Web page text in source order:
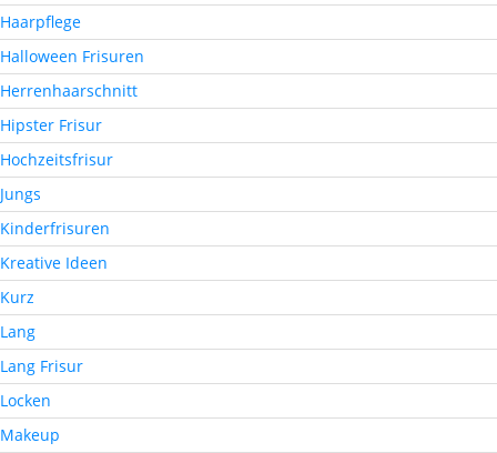
Haarpflege
Halloween Frisuren
Herrenhaarschnitt
Hipster Frisur
Hochzeitsfrisur
Jungs
Kinderfrisuren
Kreative Ideen
Kurz
Lang
Lang Frisur
Locken
Makeup